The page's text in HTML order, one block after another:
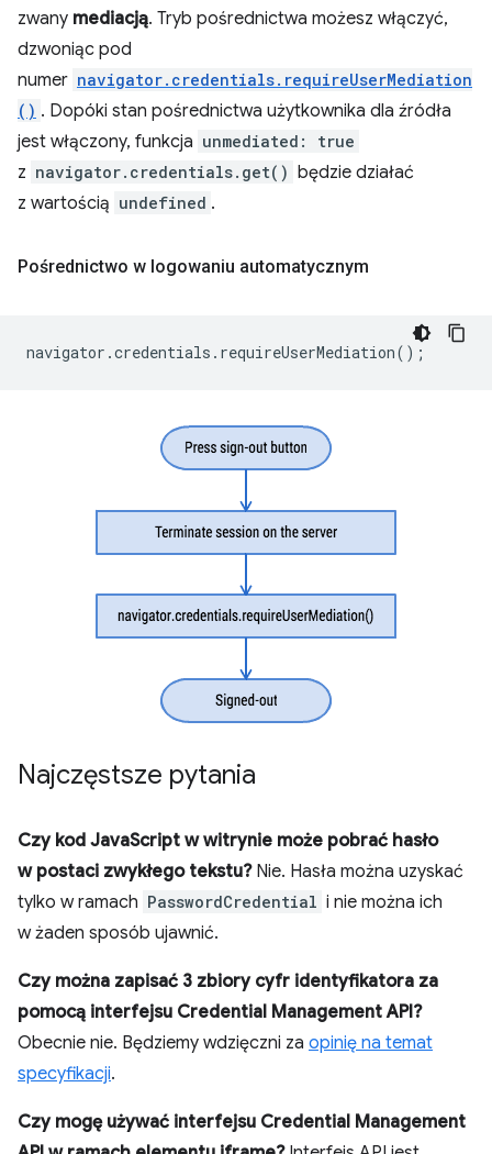
zwany mediacją. Tryb pośrednictwa możesz włączyć,
dzwoniąc pod
numer navigator.credentials.requireUserMediation
() . Dopóki stan pośrednictwa użytkownika dla źródła
jest włączony, funkcja unmediated: true
z navigator.credentials.get() będzie działać
z wartością undefined .
Pośrednictwo w logowaniu automatycznym
navigator .credentials . requireUserMediation();
Najczęstsze pytania
Czy kod JavaScript w witrynie może pobrać hasło
w postaci zwykłego tekstu?Nie. Hasła można uzyskać
tylko w ramach PasswordCredential i nie można ich
w żaden sposób ujawnić.
Czy można zapisać 3 zbiory cyfr identyfikatora za
pomocą interfejsu Credential Management API?
Obecnie nie. Będziemy wdzięczni za opinię na temat
specyfikacji.
Czy mogę używać interfejsu Credential Management